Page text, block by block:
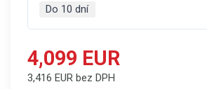
Do 10 dní
4,099 EUR
3,416 EUR bez DPH